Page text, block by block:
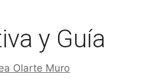
y Guía
Olarte Muro